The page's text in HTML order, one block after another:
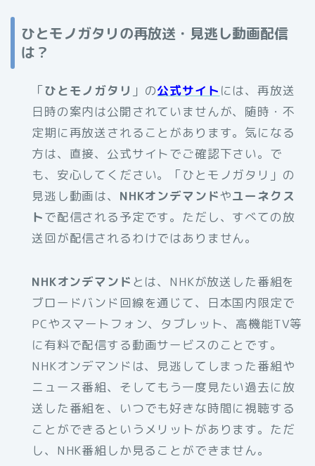
ひとモノガタリの再放送・見逃し動画配信
は？
「ひとモノガタリ 」の公式サイト には、再放送
日時の案内は公開されていませんが、随時・不
定期に再放送されることがあります。気になる
方は、直接、公式サイトでご確認下さい。で
も、安心してください。「ひとモノガタリ」の
見逃し動画は、 NHKオンデマンドやユーネクス
トで配信される予定です。ただし、すべての放
送回が配信されるわけではありません。
NHKオンデマンド とは、NHKが放送した番組を
ブロードバンド回線を通じて、日本国内限定で
PCやスマートフォン、タブレット、高機能TV等
に有料で配信する動画サービスのことです。
NHKオンデマンドは、見逃してしまった番組や
ニュース番組、そしてもう一度見たい過去に放
送した番組を、いつでも好きな時間に視聴する
ことができるというメリットがあります。ただ
し、NHK番組しか見ることができません。